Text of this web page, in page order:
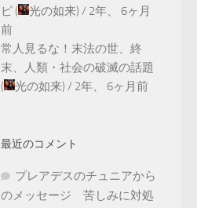
ピ ( 光の如来) / 2年、 6ヶ月
前
常人見るな！末法の世、終
末、人類・社会の破滅の話題
(
光の如来) / 2年、 6ヶ月前
最近のコメント
プレアデスのチュニアから
のメッセージ 苦しみに対処